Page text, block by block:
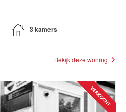
3 kamers
Bekijk deze woning